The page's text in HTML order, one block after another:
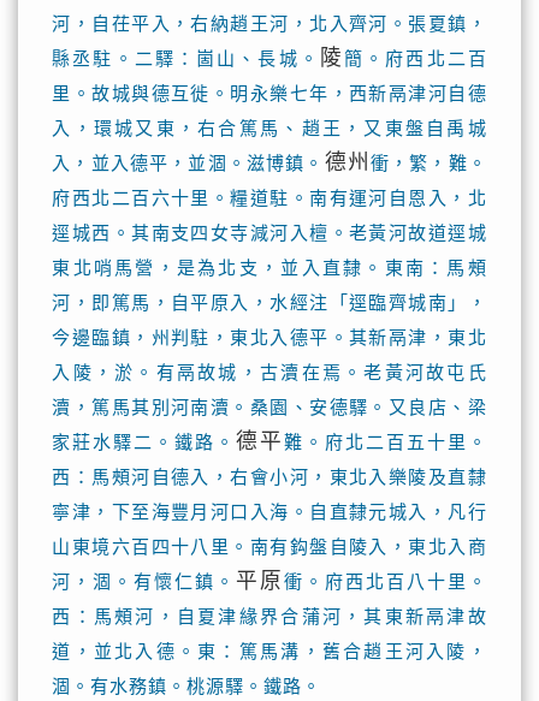
河，自茌平入，右納趙王河，北入齊河。張夏鎮，
縣丞駐。二驛：崮山、長城。 陵簡。府西北二百
里。故城與德互徙。明永樂七年，西新鬲津河自德
入，環城又東，右合篤馬、趙王，又東盤自禹城
入，並入德平，並涸。滋博鎮。 德州 衝，繁，難。
府西北二百六十里。糧道駐。南有運河自恩入，北
逕城西。其南支四女寺減河入檀。老黃河故道逕城
東北哨馬營，是為北支，並入直隸。東南：馬頰
河，即篤馬，自平原入，水經注「逕臨齊城南」，
今邊臨鎮，州判駐，東北入德平。其新鬲津，東北
入陵，淤。有鬲故城，古瀆在焉。老黃河故屯氏
瀆，篤馬其別河南瀆。桑園、安德驛。又良店、梁
家莊水驛二。鐵路。德平難。府北二百五十里。
西：馬頰河自德入，右會小河，東北入樂陵及直隸
寧津，下至海豐月河口入海。自直隸元城入，凡行
山東境六百四十八里。南有鈎盤自陵入，東北入商
河，涸。有懷仁鎮。 平原 衝。府西北百八十里。
西：馬頰河，自夏津緣界合蒲河，其東新鬲津故
道，並北入德。東：篤馬溝，舊合趙王河入陵，
涸。有水務鎮。桃源驛。鐵路。